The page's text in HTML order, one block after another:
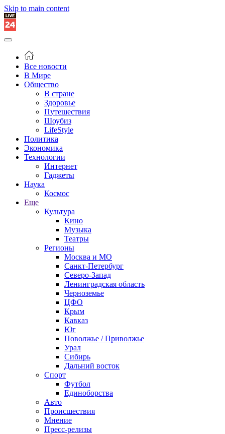
Skip to main content
Все новости
В Мире
Общество
В стране
Здоровье
Путешествия
Шоубиз
LifeStyle
Политика
Экономика
Технологии
Интернет
Гаджеты
Наука
Космос
Еще
Культура
Кино
Музыка
Театры
Регионы
Москва и МО
Санкт-Петербург
Северо-Запад
Ленинградская область
Черноземье
ЦФО
Крым
Кавказ
Юг
Поволжье / Приволжье
Урал
Сибирь
Дальний восток
Спорт
Футбол
Единоборства
Авто
Происшествия
Мнение
Пресс-релизы